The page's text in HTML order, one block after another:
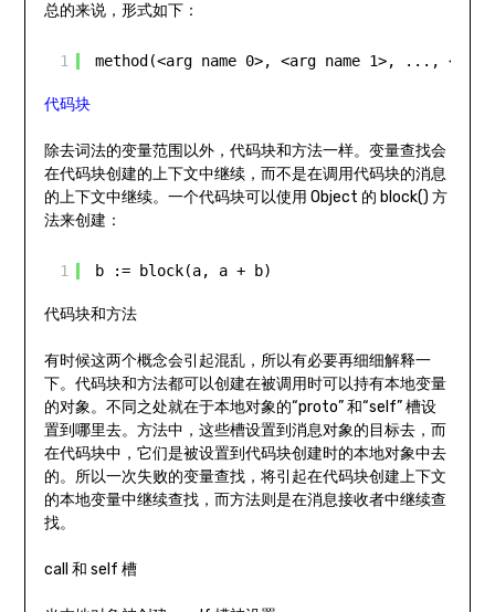
总的来说，形式如下：
1 method(<arg name 0>, <arg name 1>, ..., <
代码块
除去词法的变量范围以外，代码块和方法一样。变量查找会
在代码块创建的上下文中继续，而不是在调用代码块的消息
的上下文中继续。一个代码块可以使用 Object 的 block() 方
法来创建：
1 b := block(a, a + b)
代码块和方法
有时候这两个概念会引起混乱，所以有必要再细细解释一
下。代码块和方法都可以创建在被调用时可以持有本地变量
的对象。不同之处就在于本地对象的“proto” 和“self” 槽设
置到哪里去。方法中，这些槽设置到消息对象的目标去，而
在代码块中，它们是被设置到代码块创建时的本地对象中去
的。所以一次失败的变量查找，将引起在代码块创建上下文
的本地变量中继续查找，而方法则是在消息接收者中继续查
找。
call 和 self 槽